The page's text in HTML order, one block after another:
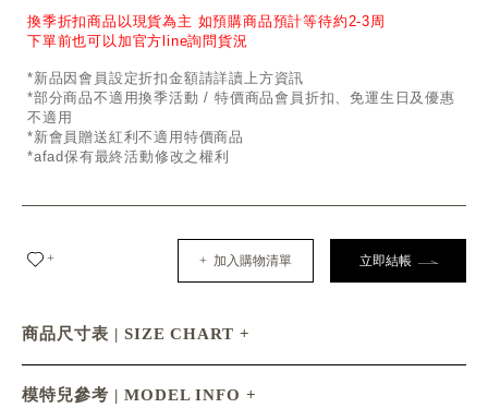
換季折扣商品以現貨為主 如預購商品預計等待約2-3周
下單前也可以加官方line詢問貨況
*新品因會員設定折扣金額請詳讀上方資訊
*部分商品不適用換季活動 / 特價商品會員折扣、免運生日及優惠
不適用
*新會員贈送紅利不適用特價商品
*afad保有最終活動修改之權利
+ + 加入購物清單 立即結帳
商品尺寸表 | SIZE CHART
模特兒參考 | MODEL INFO